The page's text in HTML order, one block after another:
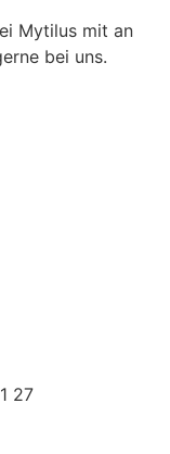
Mytilus mit an
bei uns.
27